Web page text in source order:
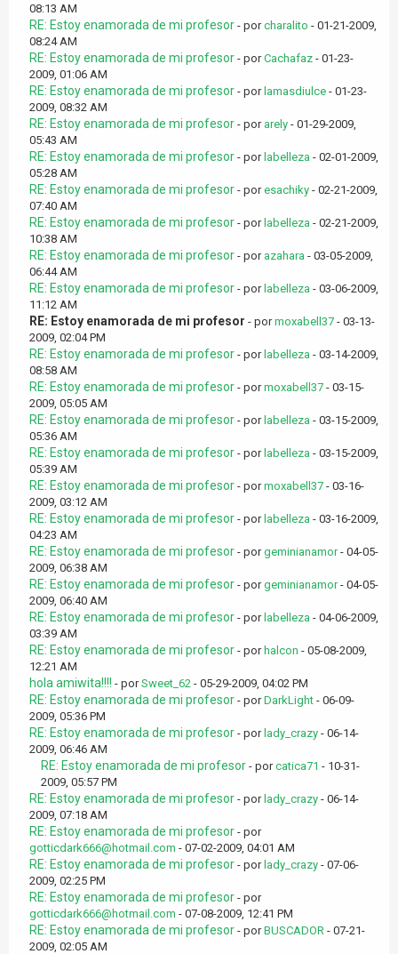
08:13 AM
RE: Estoy enamorada de mi profesor - porcharalito - 01-21-2009,
08:24 AM
RE: Estoy enamorada de mi profesor - porCachafaz - 01-23-
2009, 01:06 AM
RE: Estoy enamorada de mi profesor - por lamasdiulce - 01-23-
2009, 08:32 AM
RE: Estoy enamorada de mi profesor - por arely - 01-29-2009,
05:43 AM
RE: Estoy enamorada de mi profesor - por labelleza - 02-01-2009,
05:28 AM
RE: Estoy enamorada de mi profesor - poresachiky - 02-21-2009,
07:40 AM
RE: Estoy enamorada de mi profesor - por labelleza - 02-21-2009,
10:38 AM
RE: Estoy enamorada de mi profesor - por azahara - 03-05-2009,
06:44 AM
RE: Estoy enamorada de mi profesor - por labelleza - 03-06-2009,
11:12 AM
RE: Estoy enamorada de mi profesor - pormoxabell37 - 03-13-
2009, 02:04 PM
RE: Estoy enamorada de mi profesor - por labelleza - 03-14-2009,
08:58 AM
RE: Estoy enamorada de mi profesor - pormoxabell37 - 03-15-
2009, 05:05 AM
RE: Estoy enamorada de mi profesor - por labelleza - 03-15-2009,
05:36 AM
RE: Estoy enamorada de mi profesor - por labelleza - 03-15-2009,
05:39 AM
RE: Estoy enamorada de mi profesor - pormoxabell37 - 03-16-
2009, 03:12 AM
RE: Estoy enamorada de mi profesor - por labelleza - 03-16-2009,
04:23 AM
RE: Estoy enamorada de mi profesor - porgeminianamor- 04-05-
2009, 06:38 AM
RE: Estoy enamorada de mi profesor - porgeminianamor- 04-05-
2009, 06:40 AM
RE: Estoy enamorada de mi profesor - por labelleza - 04-06-2009,
03:39 AM
RE: Estoy enamorada de mi profesor - por halcon - 05-08-2009,
12:21 AM
hola amiwita!!!! - porSweet_62 - 05-29-2009, 04:02 PM
RE: Estoy enamorada de mi profesor - porDarkLight - 06-09-
2009, 05:36 PM
RE: Estoy enamorada de mi profesor - por lady_crazy - 06-14-
2009, 06:46 AM
RE: Estoy enamorada de mi profesor - porcatica71 - 10-31-
2009, 05:57 PM
RE: Estoy enamorada de mi profesor - por lady_crazy - 06-14-
2009, 07:18 AM
RE: Estoy enamorada de mi profesor - por
gotticdark666@hotmail.com - 07-02-2009, 04:01 AM
RE: Estoy enamorada de mi profesor - por lady_crazy - 07-06-
2009, 02:25 PM
RE: Estoy enamorada de mi profesor - por
gotticdark666@hotmail.com - 07-08-2009, 12:41 PM
RE: Estoy enamorada de mi profesor - porBUSCADOR - 07-21-
2009, 02:05 AM